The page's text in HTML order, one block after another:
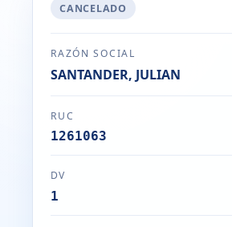
CANCELADO
RAZÓN SOCIAL
SANTANDER, JULIAN
RUC
1261063
DV
1